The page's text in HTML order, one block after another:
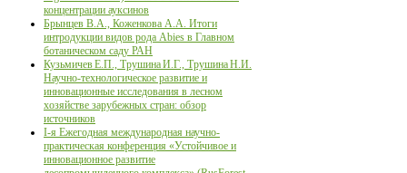
концентрации ауксинов
Брынцев В.А., Коженкова А.А. Итоги
интродукции видов рода Аbies в Главном
ботаническом саду РАН
Кузьмичев Е.П., Трушина И.Г., Трушина Н.И.
Научно-технологическое развитие и
инновационные исследования в лесном
хозяйстве зарубежных стран: обзор
источников
I-я Ежегодная международная научно-
практическая конференция «Устойчивое и
инновационное развитие